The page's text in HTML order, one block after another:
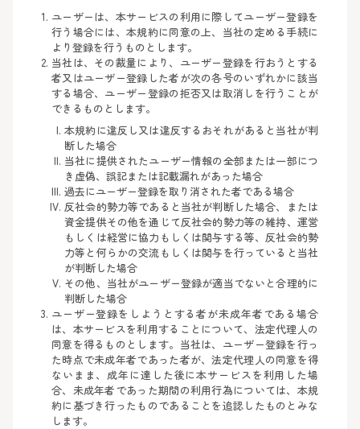
ユーザーは、本サービスの利用に際してユーザー登録を
行う場合には、本規約に同意の上、当社の定める手続に
より登録を行うものとします。
当社は、その裁量により、ユーザー登録を行おうとする
者又はユーザー登録した者が次の各号のいずれかに該当
する場合、ユーザー登録の拒否又は取消しを行うことが
できるものとします。
本規約に違反し又は違反するおそれがあると当社が判
断した場合
当社に提供されたユーザー情報の全部または一部につ
き虚偽、誤記または記載漏れがあった場合
過去にユーザー登録を取り消された者である場合
反社会的勢力等であると当社が判断した場合、または
資金提供その他を通じて反社会的勢力等の維持、運営
もしくは経営に協力もしくは関与する等、反社会的勢
力等と何らかの交流もしくは関与を行っていると当社
が判断した場合
その他、当社がユーザー登録が適当でないと合理的に
判断した場合
ユーザー登録をしようとする者が未成年者である場合
は、本サービスを利用することについて、法定代理人の
同意を得るものとします。当社は、ユーザー登録を行っ
た時点で未成年者であった者が、法定代理人の同意を得
ないまま、成年に達した後に本サービスを利用した場
合、未成年者であった期間の利用行為については、本規
約に基づき行ったものであることを追認したものとみな
します。